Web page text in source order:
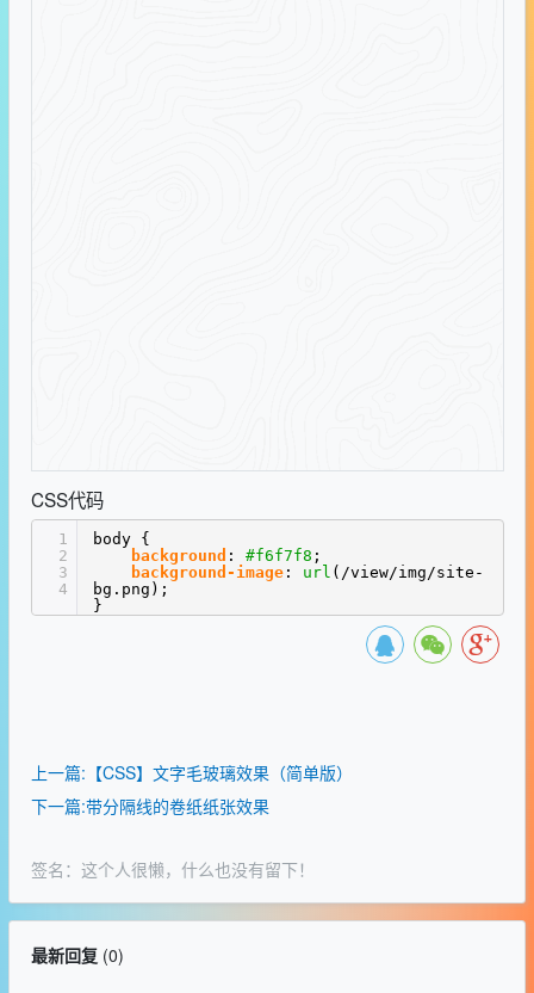
CSS代码
1
2
3
4
body {
background : #f6f7f8 ;
background-image: url (/view/img/site-
bg.png);
}
上一篇:【CSS】文字毛玻璃效果（简单版）
下一篇:带分隔线的卷纸纸张效果
签名：这个人很懒，什么也没有留下！
最新回复(0)